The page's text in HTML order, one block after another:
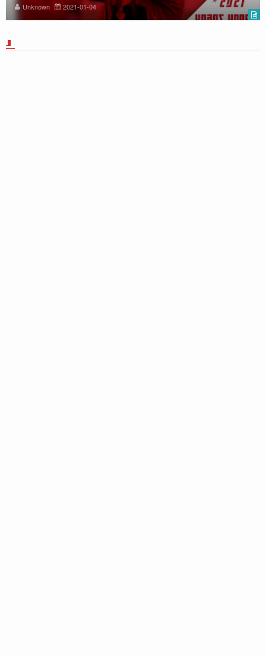
Unknown 2021-01-04